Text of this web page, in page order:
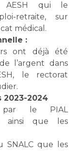
AESH qui le
retraite, sur
médical.
:
ont déjà été
l’argent dans
le rectorat
2023-2024
par le PIAL
ainsi que les
SNALC que les